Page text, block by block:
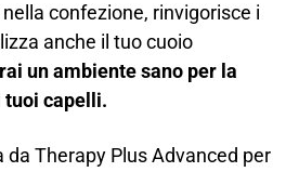
confezione, rinvigorisce i
anche il tuo cuoio
un ambiente sano per la
capelli.
da Therapy Plus Advanced per